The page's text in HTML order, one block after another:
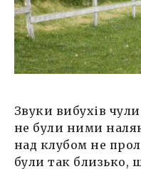
Звуки вибухів
не були ними
над клубом не
були так близько,